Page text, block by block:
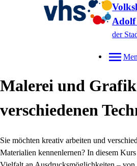
Adolf
der
Malerei und
verschiedenen
Sie möchten kreativ arbeiten und
Materialien kennenlernen? In diesem